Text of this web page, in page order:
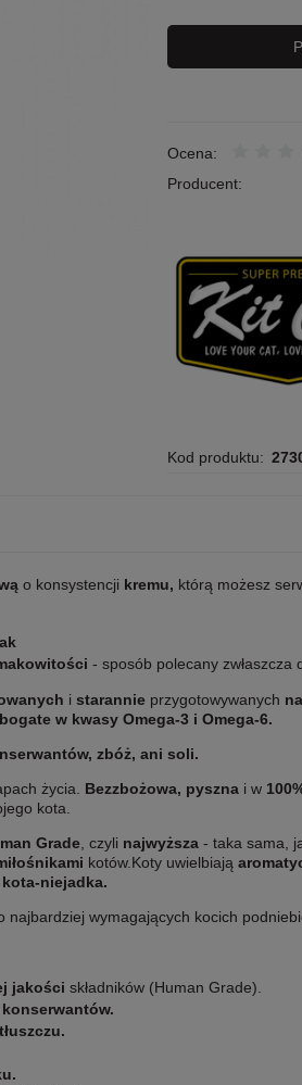
Ocena:
Producent:
Kod produktu:
o konsystencji kremu, którą możesz
- sposób polecany zwłaszcza
i starannie przygotowywanych
w kwasy Omega-3 i Omega-6.
zbóż, ani soli.
życia. Bezzbożowa, pyszna i w
kota.
Grade , czyli najwyższa - taka sama,
kotów.Koty uwielbiają
niejadka.
wymagających kocich
jakości składników (Human Grade).